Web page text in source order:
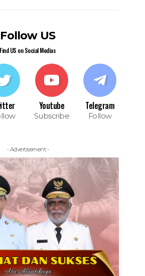
Follow US
Find US on Social Medias
Youtube
Subscribe
Telegram
Follow
- Advertisement -